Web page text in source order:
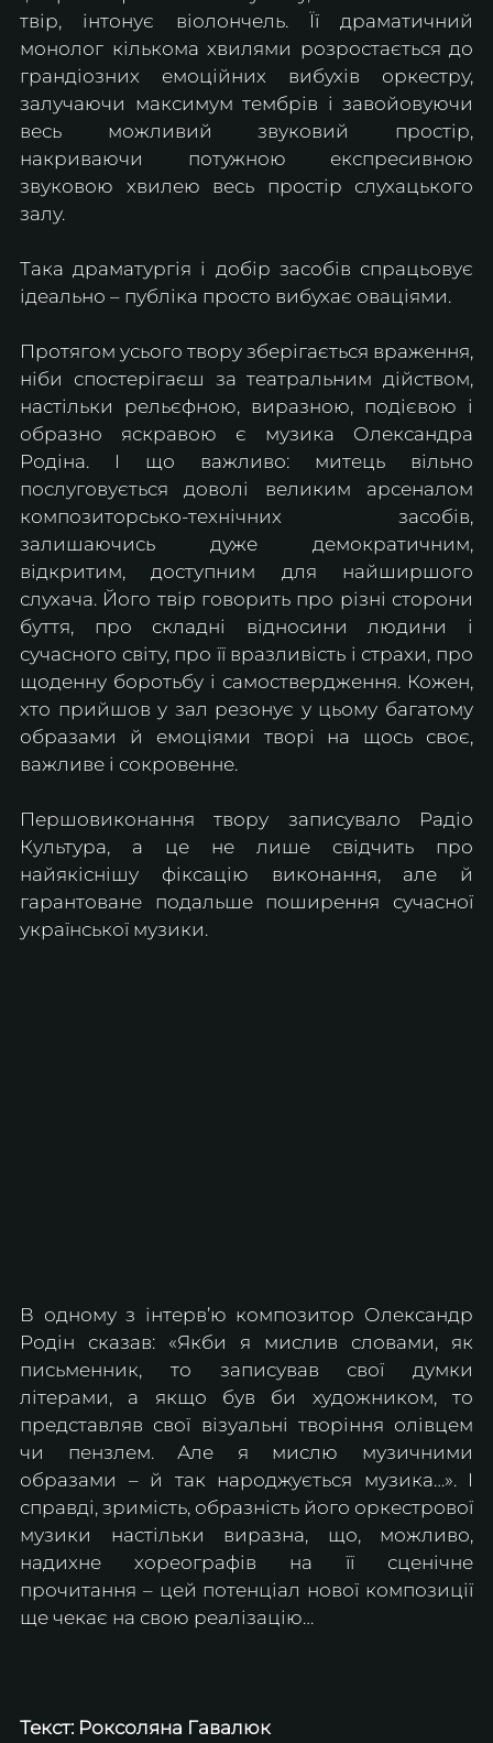
твір, інтонує віолончель. Її драматичний
монолог кількома хвилями розростається до
грандіозних емоційних вибухів оркестру,
залучаючи максимум тембрів і завойовуючи
весь можливий звуковий простір,
накриваючи потужною експресивною
звуковою хвилею весь простір слухацького
залу.
Така драматургія і добір засобів спрацьовує
ідеально – публіка просто вибухає оваціями.
Протягом усього твору зберігається враження,
ніби спостерігаєш за театральним дійством,
настільки рельєфною, виразною, подієвою і
образно яскравою є музика Олександра
Родіна. І що важливо: митець вільно
послуговується доволі великим арсеналом
композиторсько-технічних засобів,
залишаючись дуже демократичним,
відкритим, доступним для найширшого
слухача. Його твір говорить про різні сторони
буття, про складні відносини людини і
сучасного світу, про її вразливість і страхи, про
щоденну боротьбу і самоствердження. Кожен,
хто прийшов у зал резонує у цьому багатому
образами й емоціями творі на щось своє,
важливе і сокровенне.
Першовиконання твору записувало Радіо
Культура, а це не лише свідчить про
найякіснішу фіксацію виконання, але й
гарантоване подальше поширення сучасної
української музики.
В одному з інтерв’ю композитор Олександр
Родін сказав: «Якби я мислив словами, як
письменник, то записував свої думки
літерами, а якщо був би художником, то
представляв свої візуальні творіння олівцем
чи пензлем. Але я мислю музичними
образами – й так народжується музика…». І
справді, зримість, образність його оркестрової
музики настільки виразна, що, можливо,
надихне хореографів на її сценічне
прочитання – цей потенціал нової композиції
ще чекає на свою реалізацію…
Текст: Роксоляна Гавалюк